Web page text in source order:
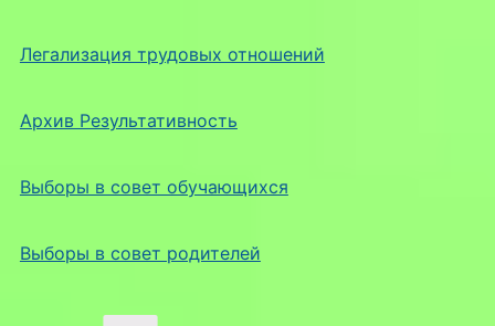
Легализация трудовых отношений
Архив Результативность
Выборы в совет обучающихся
Выборы в совет родителей